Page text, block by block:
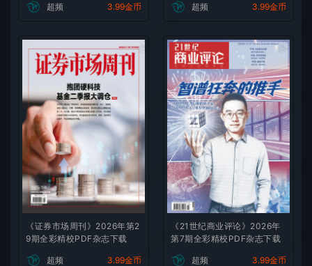
超频 3.99金币 超频 3.99金币
《证券市场周刊》2026年第2
9期全彩精校PDF杂志下载
超频 3.99金币
《21世纪商业评论》2026年
第7期全彩精校PDF杂志下载
超频 3.99金币
微刊杂志社
微刊杂
微刊杂志社
微刊杂
微刊杂志社
微刊杂
微刊杂志社
微刊杂